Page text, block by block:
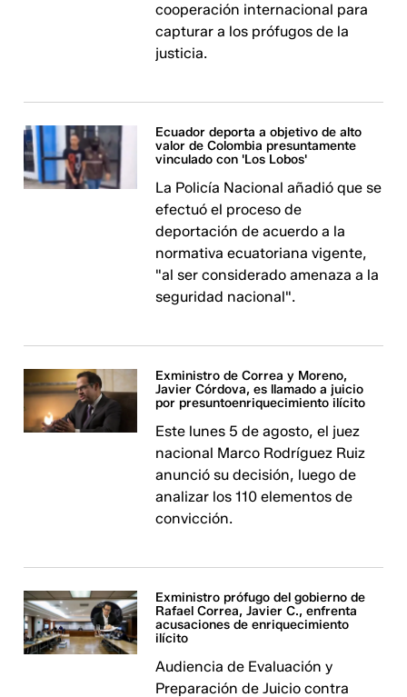
cooperación internacional para
capturar a los prófugos de la
justicia.
Ecuador deporta a objetivo de alto
valor de Colombia presuntamente
vinculado con 'Los Lobos'
La Policía Nacional añadió que se
efectuó el proceso de
deportación de acuerdo a la
normativa ecuatoriana vigente,
"al ser considerado amenaza a la
seguridad nacional".
Exministro de Correa y Moreno,
Javier Córdova, es llamado a juicio
por presuntoenriquecimiento ilícito
Este lunes 5 de agosto, el juez
nacional Marco Rodríguez Ruiz
anunció su decisión, luego de
analizar los 110 elementos de
convicción.
Exministro prófugo del gobierno de
Rafael Correa, Javier C., enfrenta
acusaciones de enriquecimiento
ilícito
Audiencia de Evaluación y
Preparación de Juicio contra